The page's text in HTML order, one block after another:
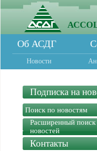
Об АСДГ
Новости
Подписка на
Расширенный поиск
новостей
Контакты